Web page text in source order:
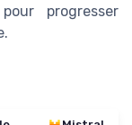
progresser